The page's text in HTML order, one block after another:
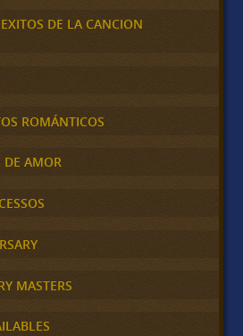
DE LA CANCION
ROMÁNTICOS
DE AMOR
MASTERS